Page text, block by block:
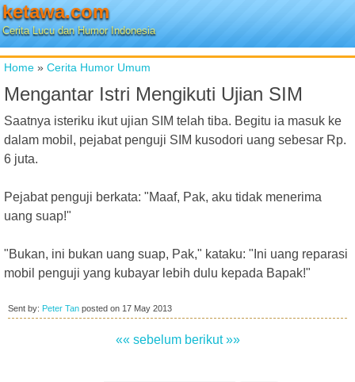
ketawa.com
Cerita Lucu dan Humor Indonesia
Home » Cerita Humor Umum
Mengantar Istri Mengikuti Ujian SIM
Saatnya isteriku ikut ujian SIM telah tiba. Begitu ia masuk ke
dalam mobil, pejabat penguji SIM kusodori uang sebesar Rp.
6 juta.
Pejabat penguji berkata: "Maaf, Pak, aku tidak menerima
uang suap!"
"Bukan, ini bukan uang suap, Pak," kataku: "Ini uang reparasi
mobil penguji yang kubayar lebih dulu kepada Bapak!"
Sent by: Peter Tan posted on 17 May 2013
«« sebelum berikut »»